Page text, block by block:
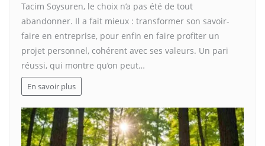
Tacim Soysuren, le choix n’a pas été de tout
abandonner. Il a fait mieux : transformer son savoir-
faire en entreprise, pour enfin en faire profiter un
projet personnel, cohérent avec ses valeurs. Un pari
réussi, qui montre qu’on peut…
En savoir plus